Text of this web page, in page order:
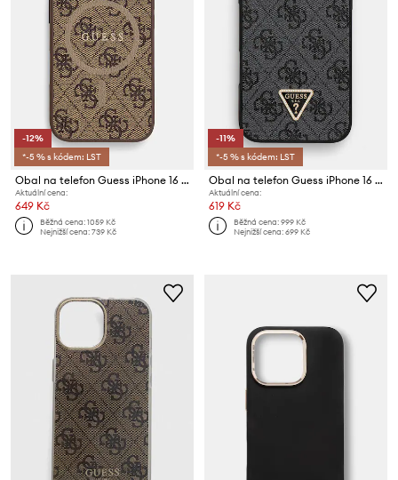
-12%
*-5 % s kódem: LST
Obal na telefon Guess iPhone 16 6.1
Aktuální cena:
649 Kč
Běžná cena:1059 Kč
Nejnižší cena:739 Kč
-11%
*-5 % s kódem: LST
Obal na telefon Guess iPhone 16 Pro Max 6.9
Aktuální cena:
619 Kč
Běžná cena:999 Kč
Nejnižší cena:699 Kč